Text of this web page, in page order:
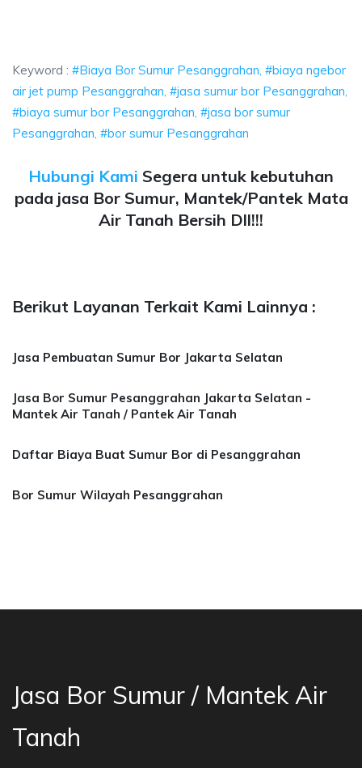
Keyword : #Biaya Bor Sumur Pesanggrahan, #biaya ngebor
air jet pump Pesanggrahan, #jasa sumur bor Pesanggrahan,
#biaya sumur bor Pesanggrahan, #jasa bor sumur
Pesanggrahan, #bor sumur Pesanggrahan
Hubungi Kami Segera untuk kebutuhan
pada jasa Bor Sumur, Mantek/Pantek Mata
Air Tanah Bersih Dll!!!
Berikut Layanan Terkait Kami Lainnya :
Jasa Pembuatan Sumur Bor Jakarta Selatan
Jasa Bor Sumur Pesanggrahan Jakarta Selatan -
Mantek Air Tanah / Pantek Air Tanah
Daftar Biaya Buat Sumur Bor di Pesanggrahan
Bor Sumur Wilayah Pesanggrahan
Jasa Bor Sumur / Mantek Air
Tanah